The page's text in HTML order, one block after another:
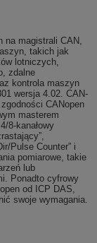
na magistrali CAN,
takich jak
lotniczych,
zdalne
kontrola maszyn
wersja 4.02. CAN-
CANopen
masterem
8-kanałowy
Pulse Counter” i
pomiarowe, takie
lub
Ponadto cyfrowy
od ICP DAS,
swoje wymagania.